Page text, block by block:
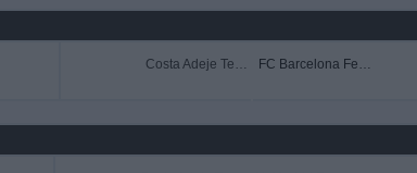
Costa Adeje Tenerife FC Barcelona Femenino